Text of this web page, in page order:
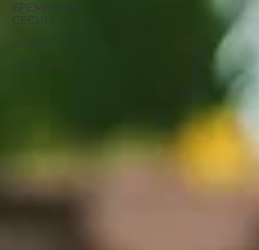
БРЕМЕННИ
СЕСИИ
ДРУГИ
ИЗЛОЖБИ